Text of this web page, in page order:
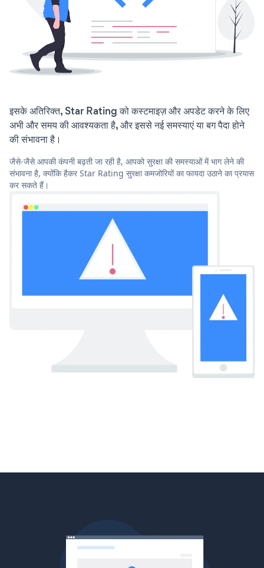
इसके अतिरिक्त, Star Rating को कस्टमाइज़ और अपडेट करने के लिए
अभी और समय की आवश्यकता है, और इससे नई समस्याएं या बग पैदा होने
की संभावना है।
जैसे-जैसे आपकी कंपनी बढ़ती जा रही है, आपको सुरक्षा की समस्याओं में भाग लेने की
संभावना है, क्योंकि हैकर Star Rating सुरक्षा कमजोरियों का फायदा उठाने का प्रयास
कर सकते हैं।